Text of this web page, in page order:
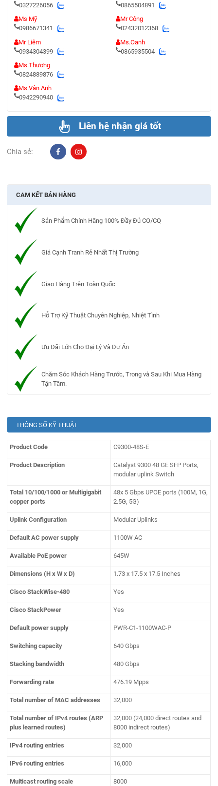
0327226056
Ms Mỹ
0986671341
Mr Liêm
0934304399
Ms.Thương
0824889876
Ms.Vân Anh
0942290940
0865504891
Mr Công
02432012368
Ms.Oanh
0865935504
Liên hệ nhận giá tốt
Chia sẻ:
CAM KẾT BÁN HÀNG
Sản Phẩm Chính Hãng 100% Đầy Đủ CO/CQ
Giá Cạnh Tranh Rẻ Nhất Thị Trường
Giao Hàng Trên Toàn Quốc
Hỗ Trợ Kỹ Thuật Chuyên Nghiệp, Nhiệt Tình
Ưu Đãi Lớn Cho Đại Lý Và Dự Án
Chăm Sóc Khách Hàng Trước, Trong và Sau Khi Mua Hàng
Tận Tâm.
THÔNG SỐ KỸ THUẬT
Product Code C9300-48S-E
Product Description
Catalyst 9300 48 GE SFP Ports,
modular uplink Switch
Total 10/100/1000 or Multigigabit
copper ports
48x 5 Gbps UPOE ports (100M, 1G,
2.5G, 5G)
Uplink Configuration Modular Uplinks
Default AC power supply 1100W AC
Available PoE power 645W
Dimensions (H x W x D) 1.73 x 17.5 x 17.5 Inches
Cisco StackWise-480 Yes
Cisco StackPower Yes
Default power supply PWR-C1-1100WAC-P
Switching capacity 640 Gbps
Stacking bandwidth 480 Gbps
Forwarding rate 476.19 Mpps
Total number of MAC addresses 32,000
Total number of IPv4 routes (ARP
plus learned routes)
32,000 (24,000 direct routes and
8000 indirect routes)
IPv4 routing entries 32,000
IPv6 routing entries 16,000
Multicast routing scale 8000